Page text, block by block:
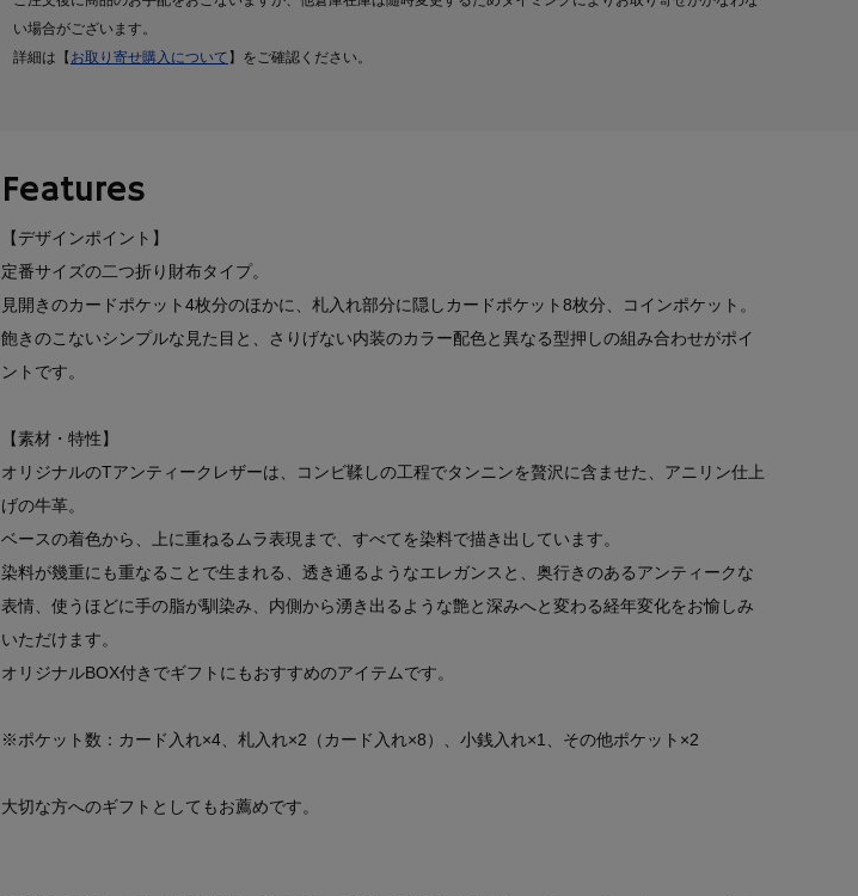
い場合がございます。
詳細は【 お取り寄せ購入について 】をご確認ください。
Features
【デザインポイント】
定番サイズの二つ折り財布タイプ。
見開きのカードポケット4枚分のほかに、札入れ部分に隠しカードポケット8枚分、コインポケット。
飽きのこないシンプルな見た目と、さりげない内装のカラー配色と異なる型押しの組み合わせがポイ
ントです。
【素材・特性】
オリジナルのTアンティークレザーは、コンビ鞣しの工程でタンニンを贅沢に含ませた、アニリン仕上
げの牛革。
ベースの着色から、上に重ねるムラ表現まで、すべてを染料で描き出しています。
染料が幾重にも重なることで生まれる、透き通るようなエレガンスと、奥行きのあるアンティークな
表情、使うほどに手の脂が馴染み、内側から湧き出るような艶と深みへと変わる経年変化をお愉しみ
いただけます。
オリジナルBOX付きでギフトにもおすすめのアイテムです。
※ポケット数：カード入れ×4、札入れ×2（カード入れ×8）、小銭入れ×1、その他ポケット×2
大切な方へのギフトとしてもお薦めです。